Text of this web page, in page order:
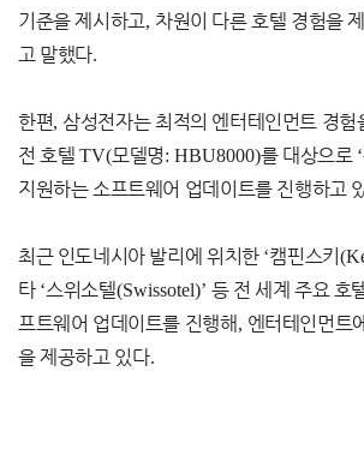
기준을 제시하고, 차원이 다른 호텔 경험을
고 말했다.
한편, 삼성전자는 최적의 엔터테인먼트 경험
전 호텔TV(모델명: HBU8000)를 대상으로 ‘
지원하는 소프트웨어 업데이트를 진행하고
최근 인도네시아 발리에 위치한 ‘캠핀스키
타 ‘스위소텔(Swissotel)’ 등 전 세계 주요 호
프트웨어 업데이트를 진행해, 엔터테인먼트
을 제공하고 있다.